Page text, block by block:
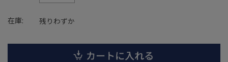
在庫: 残りわずか